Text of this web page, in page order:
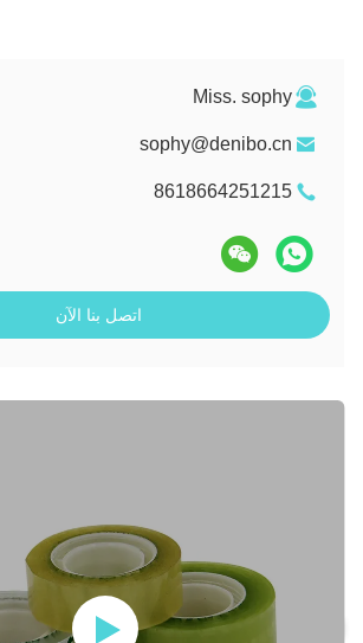
Miss. sophy
sophy@denibo.cn
8618664251215
اتصل بنا الآن